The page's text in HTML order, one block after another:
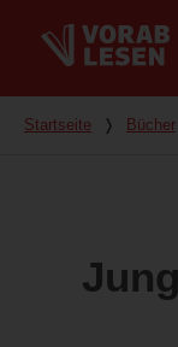
Du bist hier
Startseite ❭ Bücher